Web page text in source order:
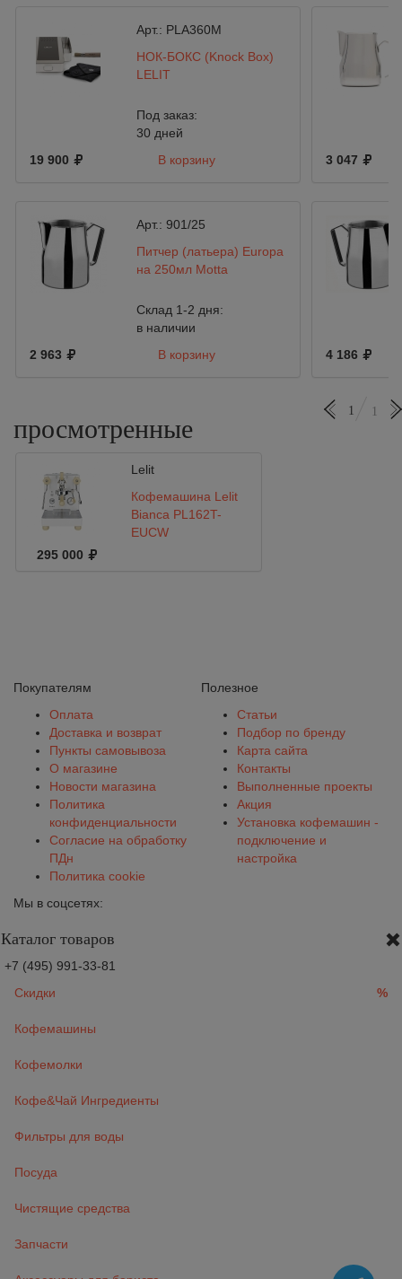
Арт.: PLA360M
НОК-БОКС (Knock Box)
LELIT
Под заказ:
30 дней
19 900
В корзину
Арт.:901/25
Питчер (латьера) Europa
на 250мл Motta
Склад 1-2 дня:
в наличии
2 963
В корзину
3 047
4 186
просмотренные
1 1
Lelit
Кофемашина Lelit
Bianca PL162T-
EUCW
295 000
Покупателям
Оплата
Доставка и возврат
Пункты самовывоза
О магазине
Новости магазина
Политика
конфиденциальности
Согласие на обработку
ПДн
Политика cookie
Полезное
Статьи
Подбор по бренду
Карта сайта
Контакты
Выполненные проекты
Акция
Установка кофемашин -
подключение и
настройка
Мы в соцсетях:
Каталог товаров
+7 (495) 991-33-81
Скидки
%
Кофемашины
Кофемолки
Кофе&Чай Ингредиенты
Фильтры для воды
Посуда
Чистящие средства
Запчасти